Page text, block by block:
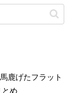
鹿げたフラット
とめ